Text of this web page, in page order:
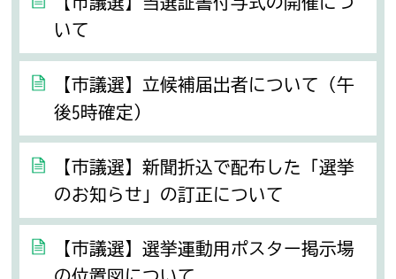
いて
【市議選】立候補届出者について（午
後5時確定）
【市議選】新聞折込で配布した「選挙
のお知らせ」の訂正について
【市議選】選挙運動用ポスター掲示場